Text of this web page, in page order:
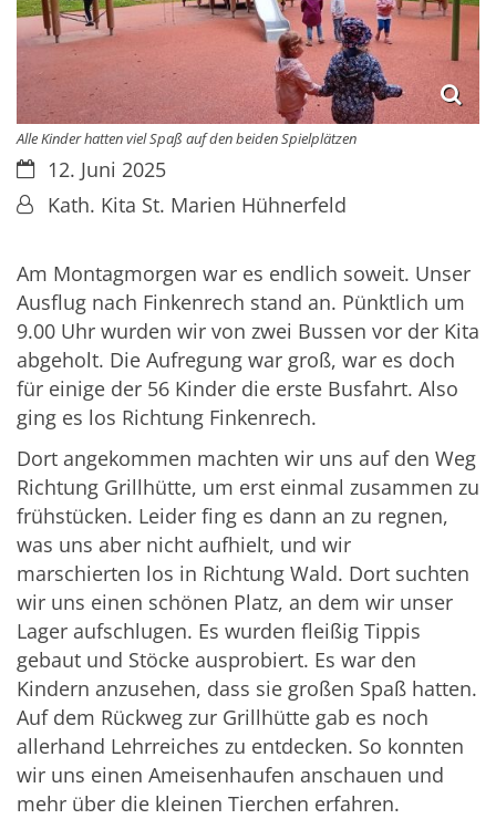
Alle Kinder hatten viel Spaß auf den beiden Spielplätzen
Datum:12. Juni 2025
Von:Kath. Kita St. Marien Hühnerfeld
Am Montagmorgen war es endlich soweit. Unser
Ausflug nach Finkenrech stand an. Pünktlich um
9.00 Uhr wurden wir von zwei Bussen vor der Kita
abgeholt. Die Aufregung war groß, war es doch
für einige der 56 Kinder die erste Busfahrt. Also
ging es los Richtung Finkenrech.
Dort angekommen machten wir uns auf den Weg
Richtung Grillhütte, um erst einmal zusammen zu
frühstücken. Leider fing es dann an zu regnen,
was uns aber nicht aufhielt, und wir
marschierten los in Richtung Wald. Dort suchten
wir uns einen schönen Platz, an dem wir unser
Lager aufschlugen. Es wurden fleißig Tippis
gebaut und Stöcke ausprobiert. Es war den
Kindern anzusehen, dass sie großen Spaß hatten.
Auf dem Rückweg zur Grillhütte gab es noch
allerhand Lehrreiches zu entdecken. So konnten
wir uns einen Ameisenhaufen anschauen und
mehr über die kleinen Tierchen erfahren.